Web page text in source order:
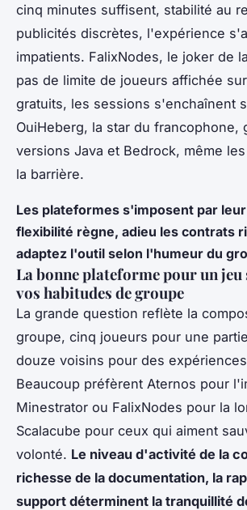
cinq minutes suffisent, stabilité au
publicités discrètes, l'expérience
impatients. FalixNodes, le joker de
pas de limite de joueurs affichée
gratuits, les sessions s'enchaînent
OuiHeberg, la star du francophone,
versions Java et Bedrock, même
la barrière.
Les plateformes s'imposent par
flexibilité règne, adieu les contrats
adaptez l'outil selon l'humeur du
La bonne plateforme pour un jeu
vos habitudes de groupe
La grande question reflète la
groupe, cinq joueurs pour une
douze voisins pour des
Beaucoup préfèrent Aternos pour
Minestrator ou FalixNodes pour la
Scalacube pour ceux qui aiment
volonté. Le niveau d'activité de la
richesse de la documentation, la
support déterminent la tranquillité